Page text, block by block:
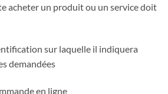
acheter un produit ou un service doit
sur laquelle il indiquera
demandées
en ligne